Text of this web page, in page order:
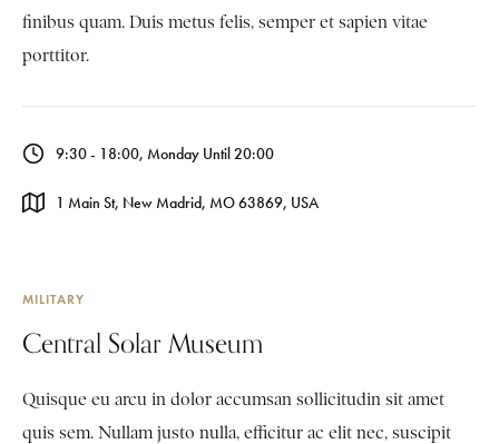
finibus quam. Duis metus felis, semper et sapien vitae
porttitor.
9:30 - 18:00, Monday Until 20:00
1 Main St, New Madrid, MO 63869, USA
MILITARY
Central Solar Museum
Quisque eu arcu in dolor accumsan sollicitudin sit amet
quis sem. Nullam justo nulla, efficitur ac elit nec, suscipit